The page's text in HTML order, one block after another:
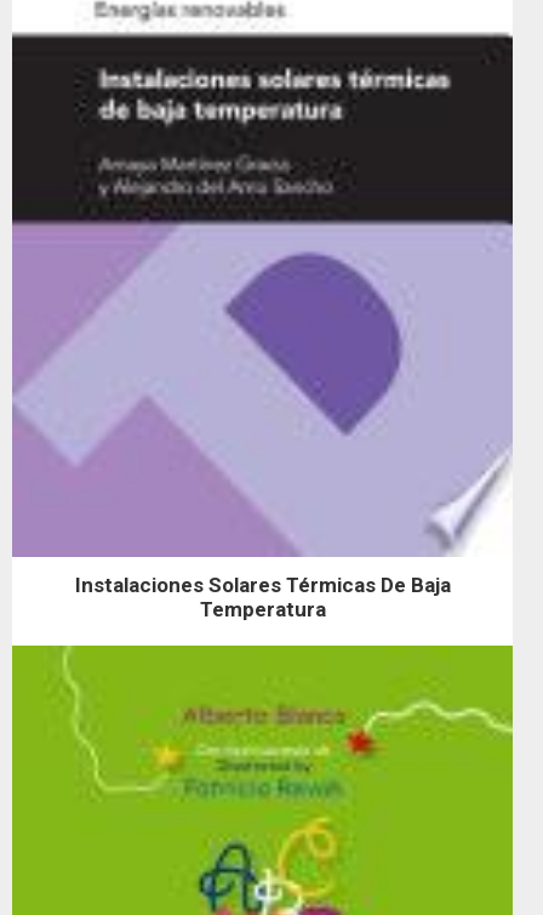
Instalaciones Solares Térmicas De Baja
Temperatura